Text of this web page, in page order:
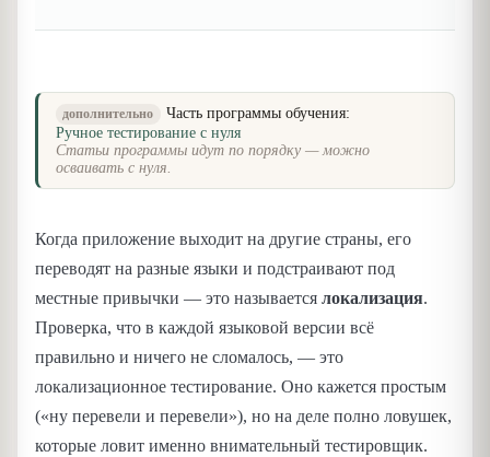
дополнительно
Часть программы обучения:
Ручное тестирование с нуля
Статьи программы идут по порядку — можно
осваивать с нуля.
Когда приложение выходит на другие страны, его
переводят на разные языки и подстраивают под
местные привычки — это называется локализация.
Проверка, что в каждой языковой версии всё
правильно и ничего не сломалось, — это
локализационное тестирование. Оно кажется простым
(«ну перевели и перевели»), но на деле полно ловушек,
которые ловит именно внимательный тестировщик.